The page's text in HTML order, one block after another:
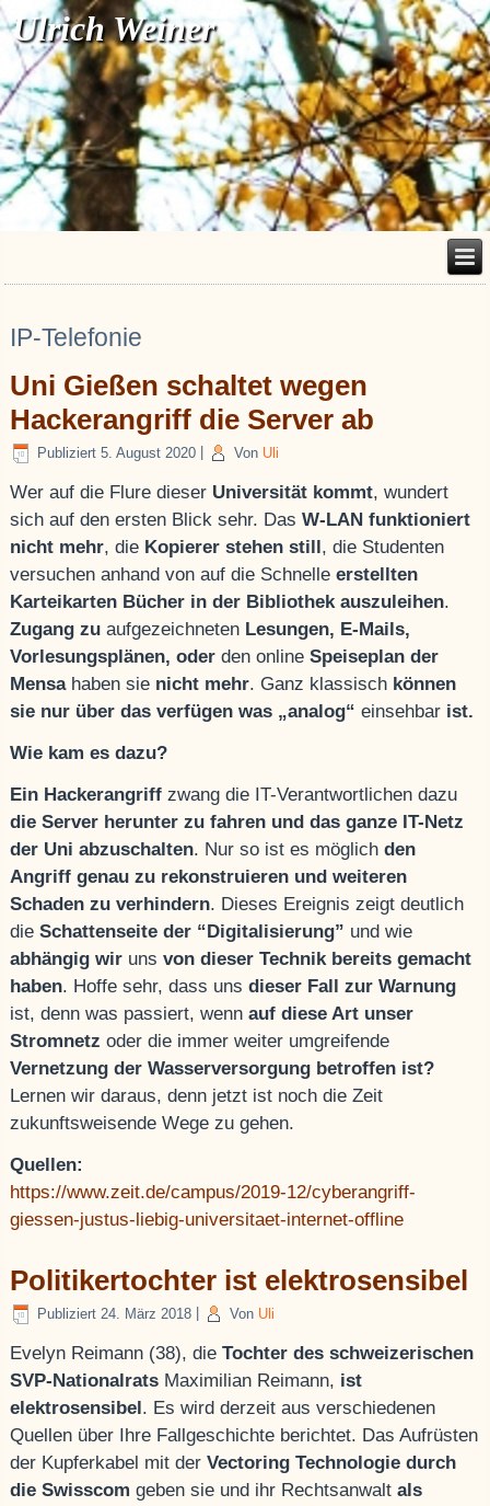
Ulrich Weiner
IP-Telefonie
Uni Gießen schaltet wegen
Hackerangriff die Server ab
Publiziert 5. August 2020 Von Uli
Wer auf die Flure dieser Universität kommt, wundert
sich auf den ersten Blick sehr. DasW-LAN funktioniert
nicht mehr, die Kopierer stehen still , die Studenten
versuchen anhand von auf die Schnelleerstellten
Karteikarten Bücher in der Bibliothek auszuleihen.
Zugang zu aufgezeichneten Lesungen, E-Mails,
Vorlesungsplänen, oder den onlineSpeiseplan der
Mensahaben sie nicht mehr. Ganz klassisch können
sie nur über das verfügen was „analog“ einsehbar ist.
Wie kam es dazu?
Ein Hackerangriff zwang die IT-Verantwortlichen dazu
die Server herunter zu fahren und das ganze IT-Netz
der Uni abzuschalten. Nur so ist es möglichden
Angriff genau zu rekonstruieren und weiteren
Schaden zu verhindern. Dieses Ereignis zeigt deutlich
dieSchattenseite der “Digitalisierung” und wie
abhängig wir unsvon dieser Technik bereits gemacht
haben. Hoffe sehr, dass unsdieser Fall zur Warnung
ist, denn was passiert, wennauf diese Art unser
Stromnetz oder die immer weiter umgreifende
Vernetzung der Wasserversorgung betroffen ist?
Lernen wir daraus, denn jetzt ist noch die Zeit
zukunftsweisende Wege zu gehen.
Quellen:
https://www.zeit.de/campus/2019-12/cyberangriff-
giessen-justus-liebig-universitaet-internet-offline
Politikertochter ist elektrosensibel
Publiziert 24. März 2018 Von Uli
Evelyn Reimann (38), dieTochter des schweizerischen
SVP-Nationalrats Maximilian Reimann, ist
elektrosensibel . Es wird derzeit aus verschiedenen
Quellen über Ihre Fallgeschichte berichtet. Das Aufrüsten
der Kupferkabel mit derVectoring Technologie durch
die Swisscom geben sie und ihr Rechtsanwaltals